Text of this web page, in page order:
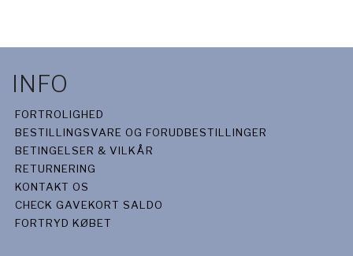
INFO
FORTROLIGHED
BESTILLINGSVARE OG FORUDBESTILLINGER
BETINGELSER & VILKÅR
RETURNERING
KONTAKT OS
CHECK GAVEKORT SALDO
FORTRYD KØBET